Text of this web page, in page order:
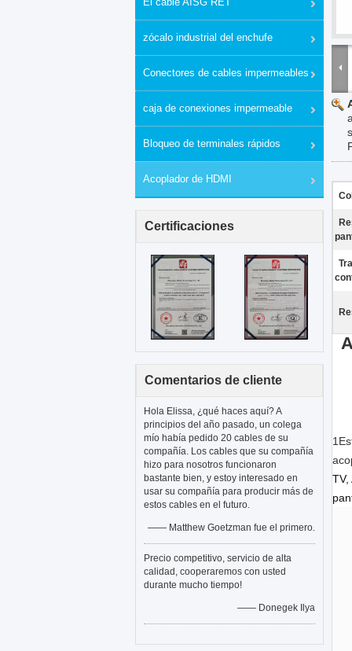
zócalo industrial del enchufe
Conectores de cables impermeables
caja de conexiones impermeable
Bloqueo de terminales rápidos
Acoplador de HDMI
Certificaciones
Comentarios de cliente
Hola Elissa, ¿qué haces aquí? A
principios del año pasado, un colega
mío había pedido 20 cables de su
compañía. Los cables que su compañía
hizo para nosotros funcionaron
bastante bien, y estoy interesado en
usar su compañía para producir más de
estos cables en el futuro.
—— Matthew Goetzman fue el primero.
Precio competitivo, servicio de alta
calidad, cooperaremos con usted
durante mucho tiempo!
—— Donegek Ilya
TV,